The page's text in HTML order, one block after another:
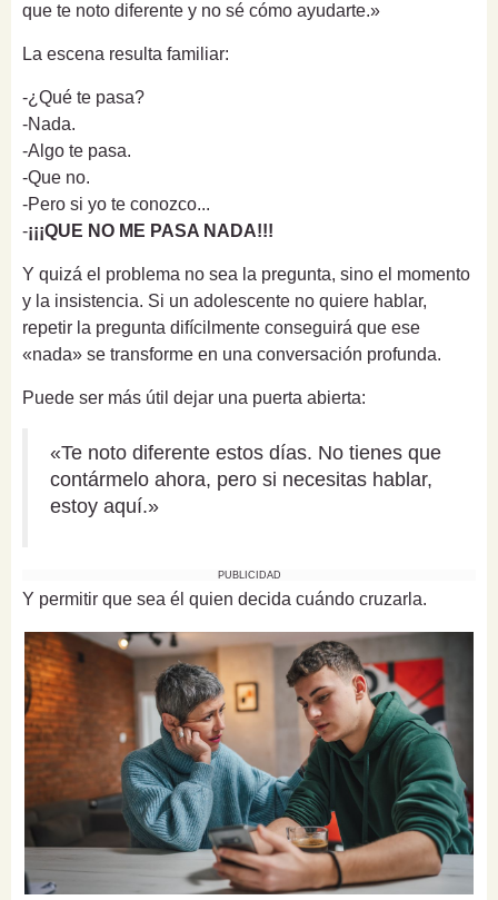
que te noto diferente y no sé cómo ayudarte.»
La escena resulta familiar:
-¿Qué te pasa?
-Nada.
-Algo te pasa.
-Que no.
-Pero si yo te conozco...
-¡¡¡QUE NO ME PASA NADA!!!
Y quizá el problema no sea la pregunta, sino el momento
y la insistencia. Si un adolescente no quiere hablar,
repetir la pregunta difícilmente conseguirá que ese
«nada» se transforme en una conversación profunda.
Puede ser más útil dejar una puerta abierta:
«Te noto diferente estos días. No tienes que
contármelo ahora, pero si necesitas hablar,
estoy aquí.»
PUBLICIDAD
Y permitir que sea él quien decida cuándo cruzarla.